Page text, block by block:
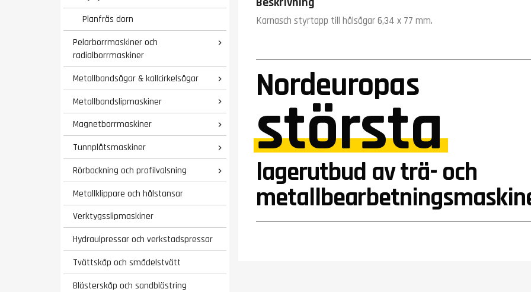
Planfräs dorn
Pelarborrmaskiner och
radialborrmaskiner

Metallbandsågar & kallcirkelsågar 
Metallbandslipmaskiner 
Magnetborrmaskiner 
Tunnplåtsmaskiner 
Rörbockning och profilvalsning 
Metallklippare och hålstansar
Verktygsslipmaskiner
Hydraulpressar och verkstadspressar
Tvättskåp och smådelstvätt
Blästerskåp och sandblästring
Karnasch styrtapp till hålsågar 6,34 x 77 mm.
Nordeuropas
största
lagerutbud av trä- och